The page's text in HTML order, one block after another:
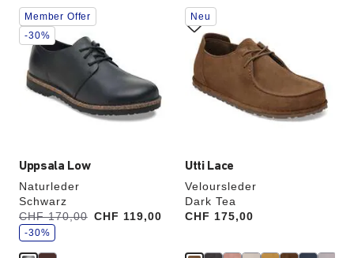
Uppsala Low
Naturleder
Schwarz
Vorher:
CHF 170,00
Jetzt CHF 119,00
S
p
a
r
e
-30%
Durch
Anklicken
der
Farben
werden
die
Produktbilder
aktualisiert.
Member Offer
-30%
Utti Lace
Veloursleder
Dark Tea
Price:
CHF 175,00
Durch
Anklicken
der
Farben
werden
die
Produktbilder
aktualisiert.
Neu